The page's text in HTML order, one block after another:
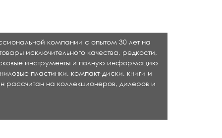
компании с опытом 30 лет на
исключительного качества, редкости,
инструменты и полную информацию
пластинки, компакт-диски, книги и
рассчитан на коллекционеров, дилеров и